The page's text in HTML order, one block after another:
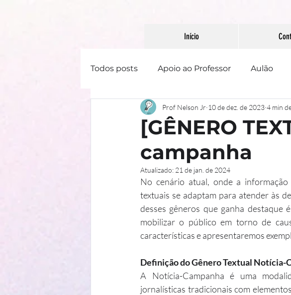
Início
Todos posts Apoio ao Professor Aulão
Linguística Literatura PAAEB
Gênero Textual
[GÊNERO
campanha
Prof Nelson Jr 10 de dez. de 2023 4 min
Atualizado: 21 de jan. de 2024
No cenário atual, onde a
textuais se adaptam para atender às
desses gêneros que ganha destaque
mobilizar o público em torno de
características e apresentaremos
Definição do Gênero Textual Notícia-
A Notícia-Campanha é uma
jornalísticas tradicionais com